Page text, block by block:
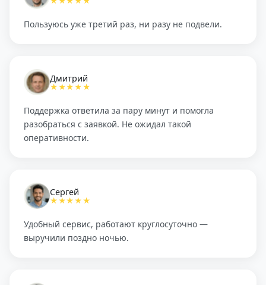
Пользуюсь уже третий раз, ни разу не подвели.
Дмитрий
★★★★★
Поддержка ответила за пару минут и помогла
разобраться с заявкой. Не ожидал такой
оперативности.
Сергей
★★★★★
Удобный сервис, работают круглосуточно —
выручили поздно ночью.